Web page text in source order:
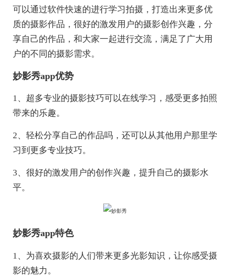
可以通过软件快速的进行学习拍摄，打造出来更多优
质的摄影作品，很好的激发用户的摄影创作兴趣，分
享自己的作品，和大家一起进行交流，满足了广大用
户的不同的摄影需求。
妙影秀app优势
1、超多专业的摄影技巧可以在线学习，感受更多拍照
带来的乐趣。
2、轻松分享自己的作品吗，还可以从其他用户那里学
习到更多专业技巧。
3、很好的激发用户的创作兴趣，提升自己的摄影水
平。
妙影秀app特色
1、为喜欢摄影的人们带来更多光影知识，让你感受摄
影的魅力。